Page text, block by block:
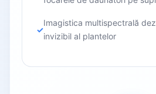
Imagistica multispectrală
invizibil al plantelor